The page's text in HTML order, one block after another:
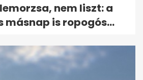
nem liszt: a
másnap is ropogós...